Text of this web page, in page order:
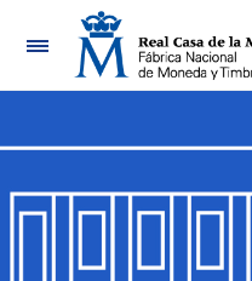
Navegación
Mostrar/Ocultar